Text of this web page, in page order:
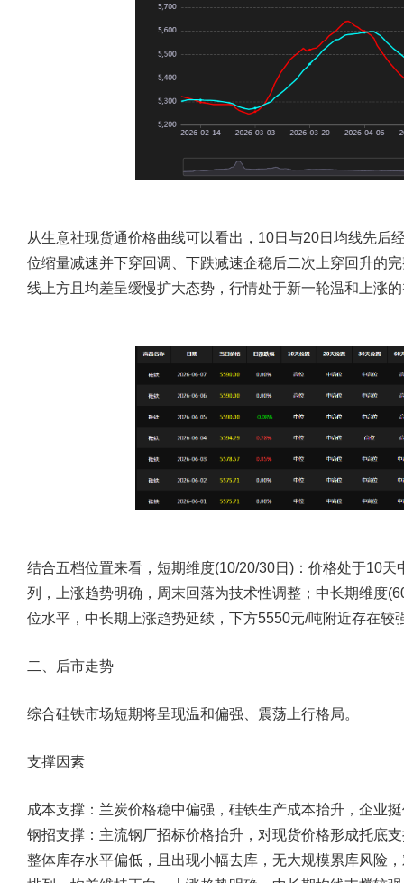
从生意社现货通价格曲线可以看出，10日与20日均线先后
位缩量减速并下穿回调、下跌减速企稳后二次上穿回升的
线上方且均差呈缓慢扩大态势，行情处于新一轮温和上涨
结合五档位置来看，短期维度(10/20/30日)：价格处于10
列，上涨趋势明确，周末回落为技术性调整；中长期维度
位水平，中长期上涨趋势延续，下方5550元/吨附近存在较
二、后市走势
综合硅铁市场短期将呈现温和偏强、震荡上行格局。
支撑因素
成本支撑：兰炭价格稳中偏强，硅铁生产成本抬升，企业
钢招支撑：主流钢厂招标价格抬升，对现货价格形成托底
整体库存水平偏低，且出现小幅去库，无大规模累库风险